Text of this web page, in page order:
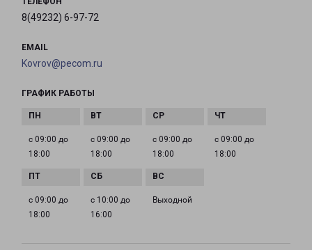
8(49232) 6-97-72
EMAIL
Kovrov@pecom.ru
ГРАФИК РАБОТЫ
с 09:00 до
18:00
с 09:00 до
18:00
с 09:00 до
18:00
с 09:00 до
18:00
с 09:00 до
18:00
с 10:00 до
16:00
Выходной